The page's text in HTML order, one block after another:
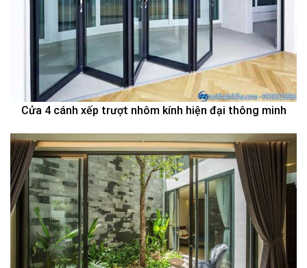
Cửa 4 cánh xếp trượt nhôm kính hiện đại thông minh